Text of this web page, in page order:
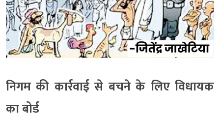
निगम की कार्रवाई से बचने के लिए विधायक
का बोर्ड